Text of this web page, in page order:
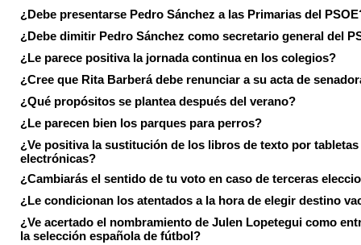
¿Debe presentarse Pedro Sánchez a las Primarias del
¿Debe dimitir Pedro Sánchez como secretario general del
¿Le parece positiva la jornada continua en los colegios?
¿Cree que Rita Barberá debe renunciar a su acta de
¿Qué propósitos se plantea después del verano?
¿Le parecen bien los parques para perros?
¿Ve positiva la sustitución de los libros de texto por tabletas
electrónicas?
¿Cambiarás el sentido de tu voto en caso de terceras
¿Le condicionan los atentados a la hora de elegir destino
¿Ve acertado el nombramiento de Julen Lopetegui como
la selección española de fútbol?